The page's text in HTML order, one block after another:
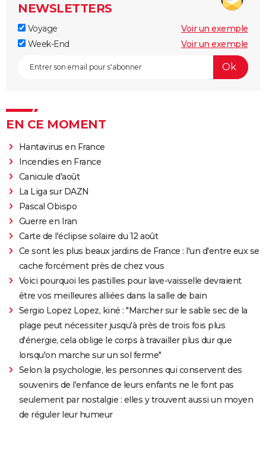
NEWSLETTERS
Voyage
Voir un exemple
Week-End
Voir un exemple
EN CE MOMENT
Hantavirus en France
Incendies en France
Canicule d'août
La Liga sur DAZN
Pascal Obispo
Guerre en Iran
Carte de l'éclipse solaire du 12 août
Ce sont les plus beaux jardins de France : l'un d'entre eux se
cache forcément près de chez vous
Voici pourquoi les pastilles pour lave-vaisselle devraient
être vos meilleures alliées dans la salle de bain
Sergio Lopez Lopez, kiné : "Marcher sur le sable sec de la
plage peut nécessiter jusqu'à près de trois fois plus
d'énergie, cela oblige le corps à travailler plus dur que
lorsqu'on marche sur un sol ferme"
Selon la psychologie, les personnes qui conservent des
souvenirs de l'enfance de leurs enfants ne le font pas
seulement par nostalgie : elles y trouvent aussi un moyen
de réguler leur humeur